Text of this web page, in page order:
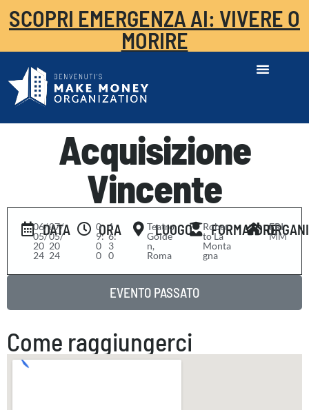
SCOPRI EMERGENZA AI: VIVERE O
MORIRE
Acquisizione
Vincente
DATA
06/
05/
20
24
-07/
05/
20
24
ORA
0
9:
0
0
-1
6:
3
0
LUOGO
Teatro
Golde
n,
Roma
FORMATORE
Rober
to La
Monta
gna
FRI
MM
EVENTO PASSATO
Come raggiungerci